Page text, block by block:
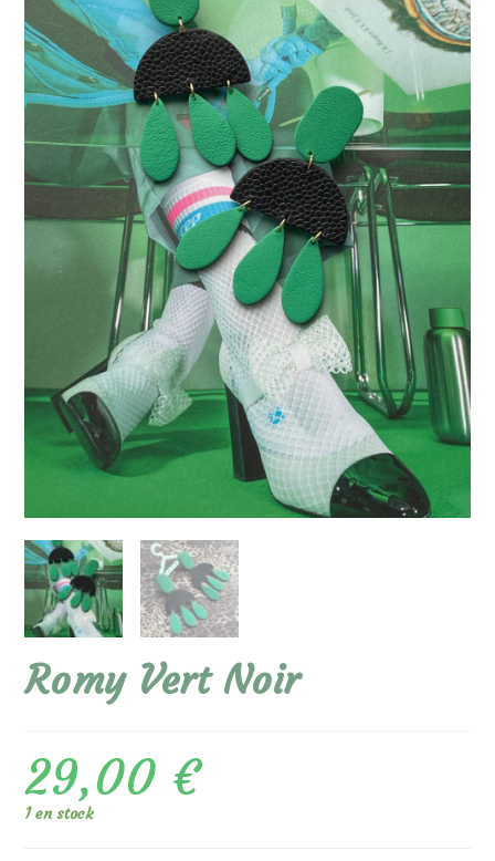
Romy Vert Noir
29,00 €
1 en stock